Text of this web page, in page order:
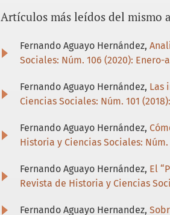
Secretaría de Fomento (2012).
Secretaría de Fomento,
1888. Valladolid. Editorial Maxtor.
Artículos más leídos del mismo
Fernando Aguayo Hernández,
Sociales: Núm. 106 (2020): Enero-
Fernando Aguayo Hernández, Las
Ciencias Sociales: Núm. 101
Fernando Aguayo Hernández,
Historia y Ciencias Sociales:
Fernando Aguayo Hernández, El
Revista de Historia y Ciencias
Fernando Aguayo Hernandez,